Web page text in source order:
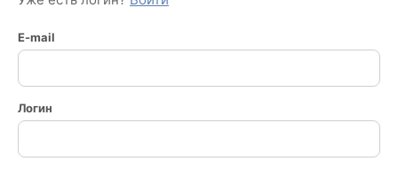
E-mail
Логин